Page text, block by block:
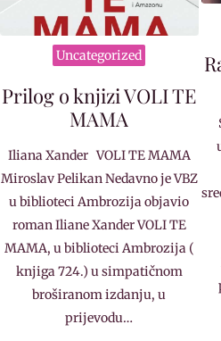
Uncategorized
Prilog o knjizi VOLI TE
MAMA
Iliana Xander VOLI TE MAMA
Miroslav Pelikan Nedavno je VBZ
u biblioteci Ambrozija objavio
roman Iliane Xander VOLI TE
MAMA, u biblioteci Ambrozija (
knjiga 724.) u simpatičnom
broširanom izdanju, u
prijevodu…